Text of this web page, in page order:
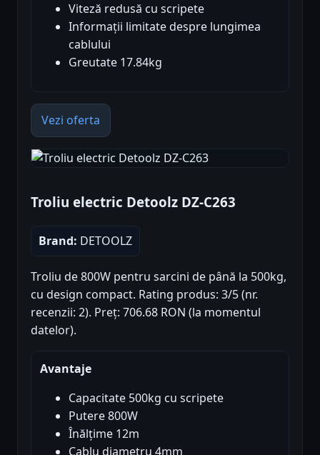
Viteză redusă cu scripete
Informații limitate despre lungimea
cablului
Greutate 17.84kg
Vezi oferta
Troliu electric Detoolz DZ-C263
Brand: DETOOLZ
Troliu de 800W pentru sarcini de până la 500kg,
cu design compact. Rating produs: 3/5 (nr.
recenzii: 2). Preț: 706.68 RON (la momentul
datelor).
Avantaje
Capacitate 500kg cu scripete
Putere 800W
Înălțime 12m
Cablu diametru 4mm